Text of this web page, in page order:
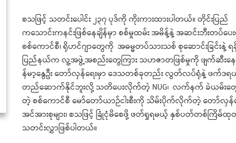
စသဖြင့် သတင်းပေါင်း ၂၃၇ ပုဒ်ကို ကိုးကားထားပါတယ်။ တိုင်းပြည်
ကသောင်းကနင်းဖြစ်နေချိန်မှာ စစ်မှုထမ်း အမိန့်နဲ့ အဆင်းဘီးတပ်
စစ်ကောင်စီ၊ ရိုဟင်ဂျာတွေကို အဓမ္မတပ်သားသစ် စုဆောင်းခြင်းနဲ့ ရ
ပြည်နယ်က လူ့အဖွဲ့အစည်းတွေကြား သဟဇာတဖြစ်မှုကို ဖျက်ဆီးနေသ
န်မာ့နွေဦး တော်လှန်ရေးမှာ ဒေသတစ်ခုတည်း လွတ်လပ်ရုံနဲ့ ဖက်ဒရ
တည်ဆောက်နိုင်ဘူးလို့ သတိပေးလိုက်တဲ့ NUG၊ လက်နက် ခဲယမ်း
တဲ့ စစ်ကောင်စီ မော်တော်ယာဉ်ငါးစီးကို သိမ်းပိုက်လိုက်တဲ့ တော်လှန်
အင်အားစုများ၊ စသဖြင့် ခြုံငုံမိစေဖို့ ဖတ်ရှုရမယ့် နှစ်ပတ်တစ်ကြိမ်
သတင်းလွှာဖြစ်ပါတယ်။